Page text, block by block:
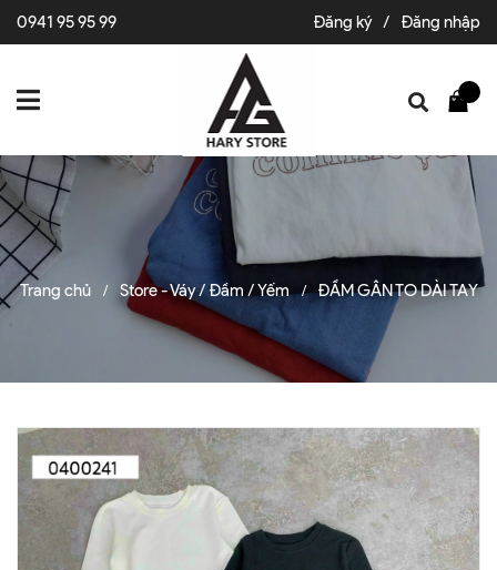
0941 95 95 99 Đăng ký / Đăng nhập
Trang chủ / Store - Váy / Đầm / Yếm / ĐẦM GÂN TO DÀI TAY